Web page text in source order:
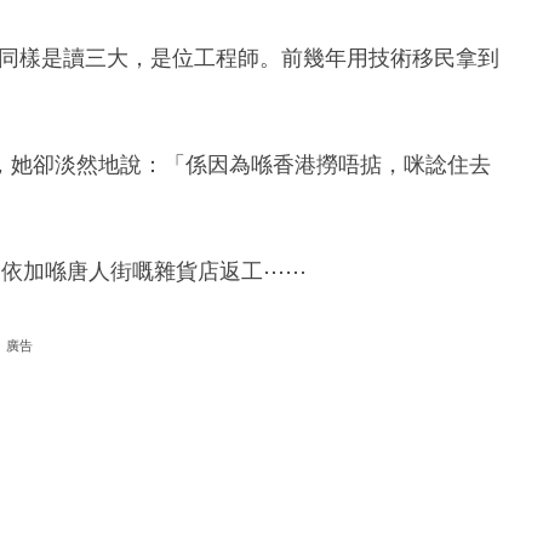
樣是讀三大，是位工程師。前幾年用技術移民拿到
卻淡然地說：「係因為喺香港撈唔掂，咪諗住去
依加喺唐人街嘅雜貨店返工⋯⋯
廣告